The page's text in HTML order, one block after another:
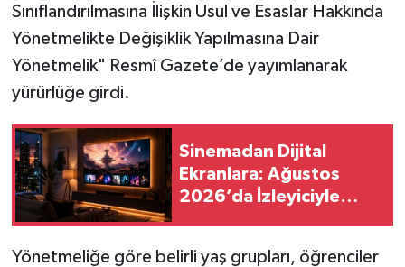
Sınıflandırılmasına İlişkin Usul ve Esaslar Hakkında
Yönetmelikte Değişiklik Yapılmasına Dair
Yönetmelik" Resmî Gazete’de yayımlanarak
yürürlüğe girdi.
Sinemadan Dijital
Ekranlara: Ağustos
2026’da İzleyiciyle
Yönetmeliğe göre belirli yaş grupları, öğrenciler
Spor
Yaşam